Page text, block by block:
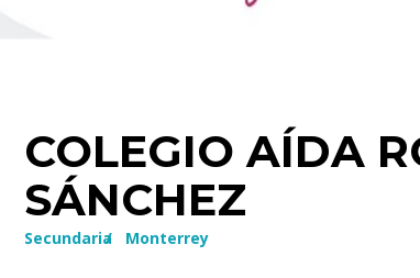
COLEGIO AÍDA
SÁNCHEZ
Secundaria
/ Monterrey